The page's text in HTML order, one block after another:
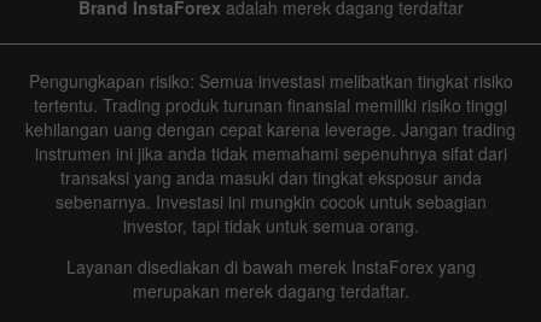
Brand InstaForex adalah merek dagang terdaftar
Pengungkapan risiko: Semua investasi melibatkan tingkat risiko
tertentu. Trading produk turunan finansial memiliki risiko tinggi
kehilangan uang dengan cepat karena leverage. Jangan trading
instrumen ini jika anda tidak memahami sepenuhnya sifat dari
transaksi yang anda masuki dan tingkat eksposur anda
sebenarnya. Investasi ini mungkin cocok untuk sebagian
investor, tapi tidak untuk semua orang.
Layanan disediakan di bawah merek InstaForex yang
merupakan merek dagang terdaftar.